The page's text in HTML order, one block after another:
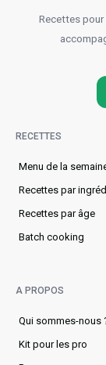
Recettes
RECETTES
Menu de la
Recettes par
Recettes par âge
Batch cooking
A PROPOS
Qui sommes-nous
Kit pour les pro